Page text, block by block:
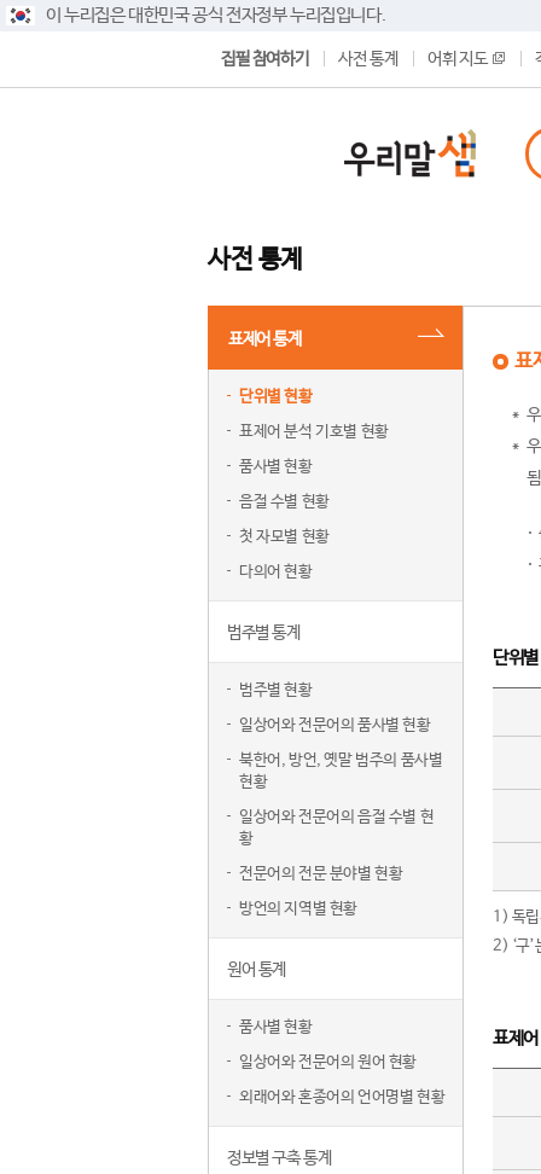
이 누리집은 대한민국 공식 전자정부 누리집입니다.
집필 참여하기 사전 통계 어휘 지도
사전 통계
표제어 통계
단위별 현황
표제어 분석 기호별 현황
품사별 현황
음절 수별 현황
첫 자모별 현황
다의어 현황
범주별 통계
범주별 현황
일상어와 전문어의 품사별 현황
북한어, 방언, 옛말 범주의 품사별
현황
일상어와 전문어의 음절 수별 현
황
전문어의 전문 분야별 현황
방언의 지역별 현황
원어 통계
품사별 현황
일상어와 전문어의 원어 현황
외래어와 혼종어의 언어명별 현황
정보별 구축 통계
표
단위
1) 독립
2) ‘구
표제